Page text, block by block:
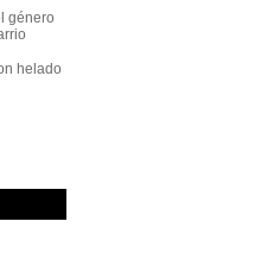
género
helado